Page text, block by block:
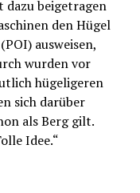
dazu beigetragen
den Hügel
ausweisen,
wurden vor
hügeligeren
sich darüber
als Berg gilt.
Idee.“